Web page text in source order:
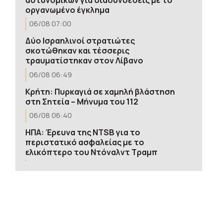
οργανωμένο έγκλημα
06/08 07:00
Δύο Ισραηλινοί στρατιώτες
σκοτώθηκαν και τέσσερις
τραυματίστηκαν στον Λίβανο
06/08 06:49
Κρήτη: Πυρκαγιά σε χαμηλή βλάστηση
στη Σητεία – Μήνυμα του 112
06/08 06:40
ΗΠΑ: Έρευνα της NTSB για το
περιστατικό ασφαλείας με το
ελικόπτερο του Ντόναλντ Τραμπ